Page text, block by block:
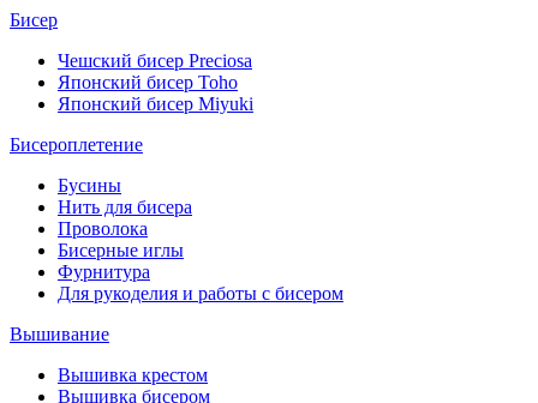
Бисер
Чешский бисер Preciosa
Японский бисер Toho
Японский бисер Miyuki
Бисероплетение
Бусины
Нить для бисера
Проволока
Бисерные иглы
Фурнитура
Для рукоделия и работы с бисером
Вышивание
Вышивка крестом
Вышивка бисером